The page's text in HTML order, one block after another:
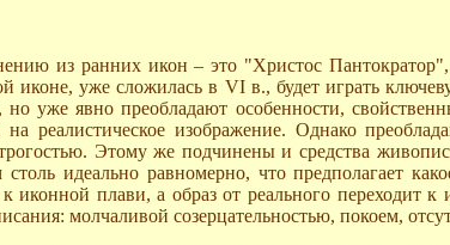
из ранних икон – это "Христос
иконе, уже сложилась в VI в., будет играть
уже явно преобладают особенности,
реалистическое изображение. Однако
Этому же подчинены и средства
идеально равномерно, что предполагает
иконной плави, а образ от реального переходит
молчаливой созерцательностью, покоем,